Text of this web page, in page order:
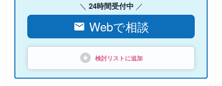
24時間受付中
Webで相談
検討リストに追加